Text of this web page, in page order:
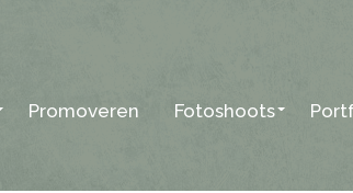
Promoveren Fotoshoots